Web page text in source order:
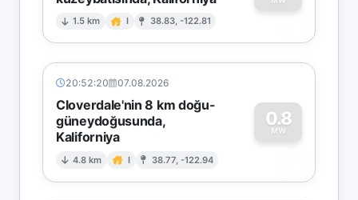
1.5 km I 38.83, -122.81 0
20:52:20 07.08.2026
Cloverdale'nin 8 km doğu-
güneydoğusunda,
Kaliforniya
4.8 km I 38.77, -122.94
0.8
MW
0